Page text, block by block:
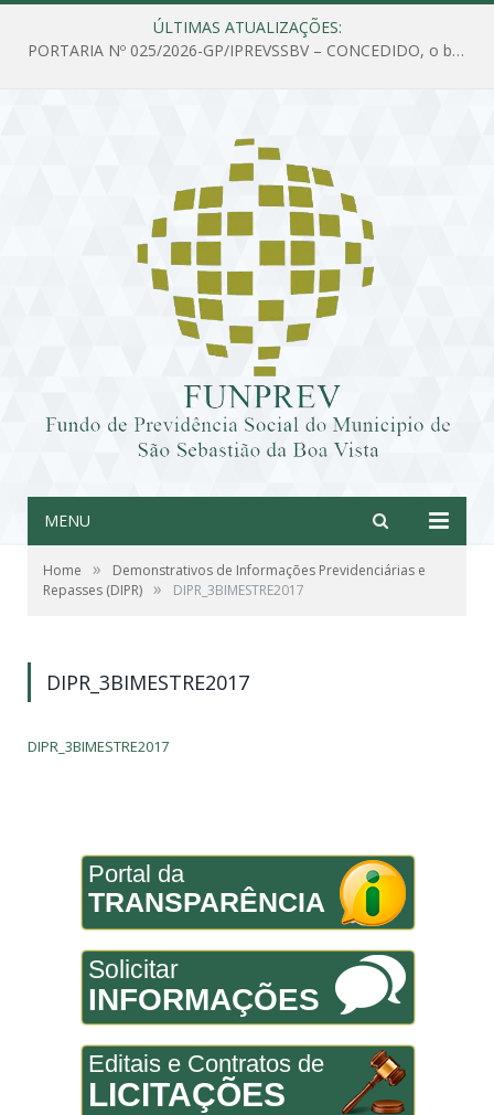
ÚLTIMAS ATUALIZAÇÕES:
PORTARIA Nº 025/2026-GP/IPREVSSBV – CONCEDIDO, o benefício de PENSÃO a MARIA ESTELA DOS SANTOS SOUZA
MENU
Home »
Demonstrativos de Informações Previdenciárias e
Repasses (DIPR) » DIPR_3BIMESTRE2017
DIPR_3BIMESTRE2017
DIPR_3BIMESTRE2017
Portal da
TRANSPARÊNCIA
Solicitar
INFORMAÇÕES
Editais e Contratos de
LICITAÇÕES